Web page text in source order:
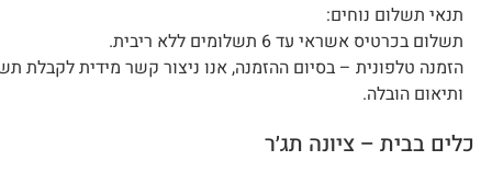
תנאי תשלום נוחים:
תשלום בכרטיס אשראי עד 6 תשלומים ללא ריבית.
הזמנה טלפונית – בסיום ההזמנה, אנו ניצור קשר מידית לקבלת
ותיאום הובלה.
כלים בבית – ציונה תג׳ר